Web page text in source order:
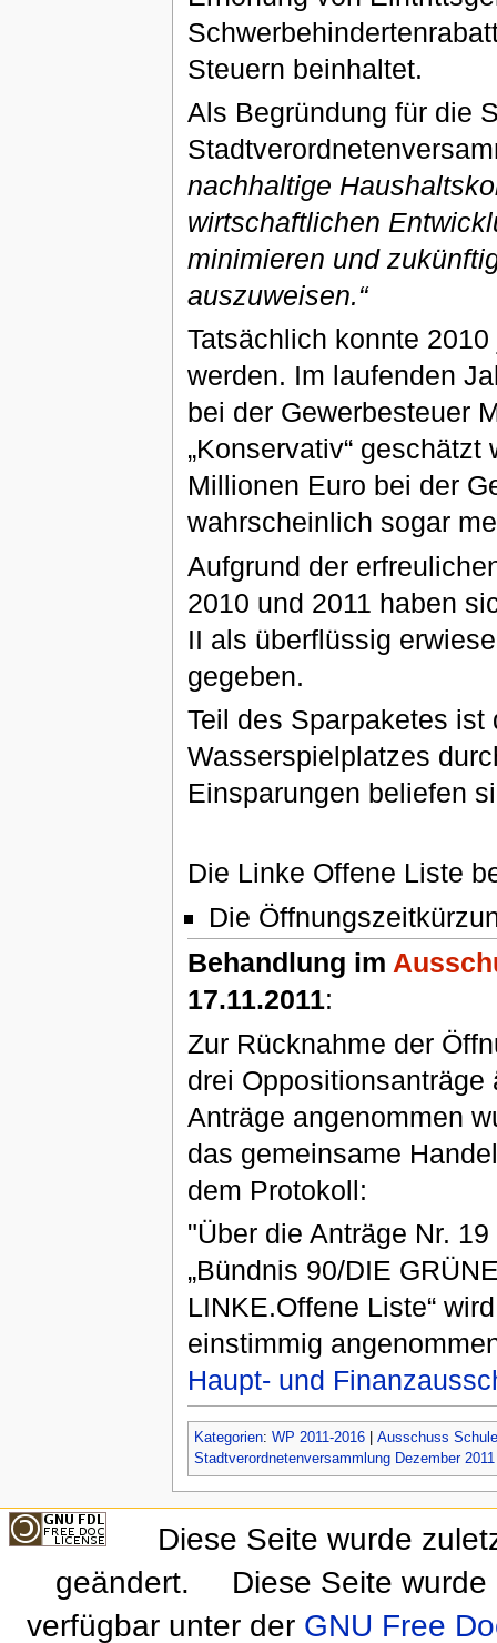
Steuern beinhaltet.
Als Begründung für die
nachhaltige
wirtschaftlichen
minimieren und
auszuweisen.“
Tatsächlich konnte
werden. Im laufenden
bei der Gewerbesteuer
„Konservativ“
Millionen Euro bei der
wahrscheinlich sogar
Aufgrund der
2010 und 2011 haben
II als überflüssig
gegeben.
Teil des Sparpaketes
Wasserspielplatzes
Einsparungen beliefen
Die Linke Offene Liste
Die
Behandlung im
17.11.2011:
Zur Rücknahme der
drei
Anträge angenommen
das gemeinsame
dem Protokoll:
"Über die Anträge Nr.
„Bündnis 90/DIE
LINKE.Offene Liste“
einstimmig
Haupt- und
Kategorien: WP 2011-2016| Ausschuss
Stadtverordnetenversammlung Dezember 2011
Diese Seite wurde
geändert.
Diese Seite
verfügbar unter der GNU Free